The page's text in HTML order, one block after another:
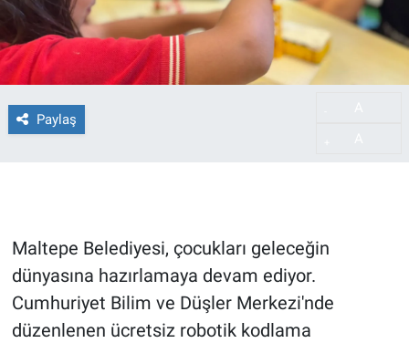
Paylaş
Maltepe Belediyesi, çocukları geleceğin
dünyasına hazırlamaya devam ediyor.
Cumhuriyet Bilim ve Düşler Merkezi'nde
düzenlenen ücretsiz robotik kodlama